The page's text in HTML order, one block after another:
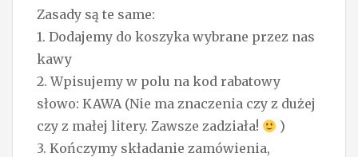
Zasady są te same:
1. Dodajemy do koszyka wybrane przez nas
kawy
2. Wpisujemy w polu na kod rabatowy
słowo: KAWA (Nie ma znaczenia czy z dużej
czy z małej litery. Zawsze zadziała!
)
3. Kończymy składanie zamówienia,